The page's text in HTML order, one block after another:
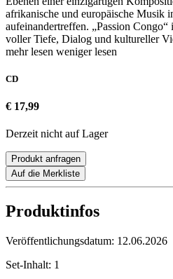
afrikanische und europäische Musik
aufeinandertreffen. „Passion
voller Tiefe, Dialog und kultureller
mehr lesen weniger lesen
CD
€ 17,99
Derzeit nicht auf Lager
Produkt anfragen
Auf die Merkliste
Produktinfos
Veröffentlichungsdatum: 12.06.2026
Set-Inhalt: 1